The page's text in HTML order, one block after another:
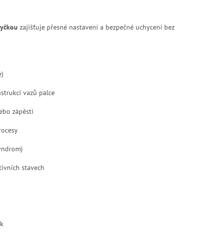
zajišťuje přesné nastavení a bezpečné uchycení bez
vazů palce
zápěstí
stavech